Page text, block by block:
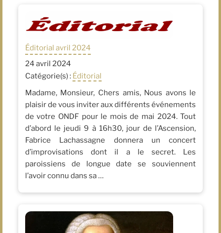
Éditorial avril 2024
24 avril 2024
Catégorie(s) : Éditorial
Madame, Monsieur, Chers amis, Nous avons le
plaisir de vous inviter aux différents événements
de votre ONDF pour le mois de mai 2024. Tout
d’abord le jeudi 9 à 16h30, jour de l’Ascension,
Fabrice Lachassagne donnera un concert
d’improvisations dont il a le secret. Les
paroissiens de longue date se souviennent
l’avoir connu dans sa …